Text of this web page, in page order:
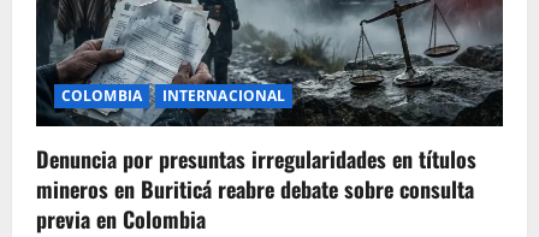
COLOMBIA INTERNACIONAL
Denuncia por presuntas irregularidades en títulos
mineros en Buriticá reabre debate sobre consulta
previa en Colombia